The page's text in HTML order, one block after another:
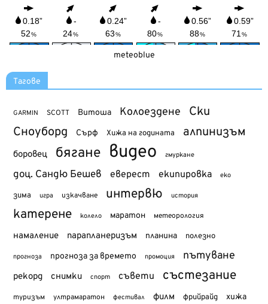
meteoblue
Тагове
GARMIN SCOTT Витоша Колоездене Ски
Сноуборд Сърф Хижа на годината алпинизъм
боровец бягане видео гмуркане
доц. Сандю Бешев еверест екипировка еко
зима игра изкачване интервю история
катерене колело маратон метеорология
намаление парапланеризъм планина полезно
прогноза прогноза за времето промоция пътуване
рекорд снимки спорт съвети състезание
туризъм ултрамаратон фестивал филм фрийрайд хижа